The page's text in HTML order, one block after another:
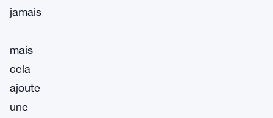
jamais
—
mais
cela
ajoute
une